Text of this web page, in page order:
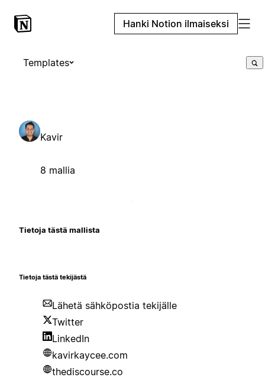
Hanki Notion ilmaiseksi
Templates
Kavir
8 mallia
Tietoja tästä mallista
Tietoja tästä tekijästä
Lähetä sähköpostia tekijälle
Twitter
LinkedIn
kavirkaycee.com
thediscourse.co